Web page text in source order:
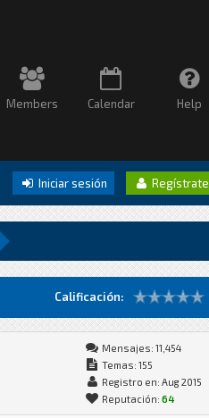
Members Calendar Help
Iniciar sesión Regístrate
Calificación:
Mensajes: 11,454
Temas: 155
Registro en: Aug 2015
Reputación: 64